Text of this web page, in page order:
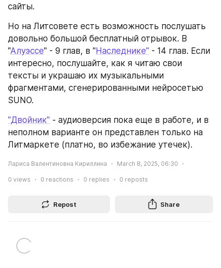
сайты.
Но на Литсовете есть возможность послушать
довольно большой бесплатный отрывок. В
"Алуэссе" - 9 глав, в "Наследнике" - 14 глав. Если
интересно, послушайте, как я читаю свои
тексты и украшаю их музыкальными
фрагментами, сгенерированными нейросетью
SUNO.
"Двойник" - аудиоверсия пока еще в работе, и в
неполном варианте он представлен только на
Литмаркете (платно, во избежание утечек).
Лариса Валентиновна Кириллина March 8, 2025, 06:30
0 views 0 reactions 0 replies 0 reposts
Repost Share